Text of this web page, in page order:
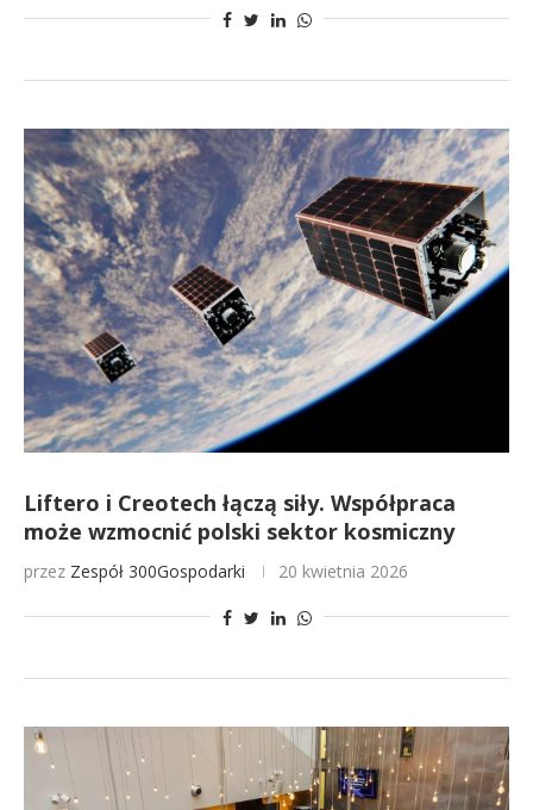
Liftero i Creotech łączą siły. Współpraca
może wzmocnić polski sektor kosmiczny
przez Zespół 300Gospodarki 20 kwietnia 2026